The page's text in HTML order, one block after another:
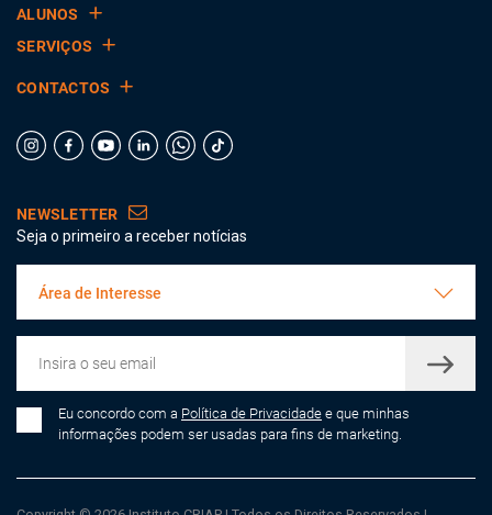
ALUNOS
SERVIÇOS
CONTACTOS
NEWSLETTER
Seja o primeiro a receber notícias
Área de Interesse
Eu concordo com a Política de Privacidade e que minhas
informações podem ser usadas para fins de marketing.